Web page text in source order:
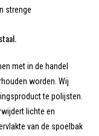
strenge
met in de handel
worden. Wij
te polijsten.
lichte en
van de spoelbak